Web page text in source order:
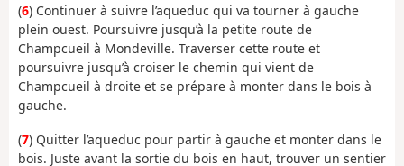
(6) Continuer à suivre l’aqueduc qui va tourner à gauche
plein ouest. Poursuivre jusqu’à la petite route de
Champcueil à Mondeville. Traverser cette route et
poursuivre jusqu’à croiser le chemin qui vient de
Champcueil à droite et se prépare à monter dans le bois à
gauche.
(7) Quitter l’aqueduc pour partir à gauche et monter dans le
bois. Juste avant la sortie du bois en haut, trouver un sentier